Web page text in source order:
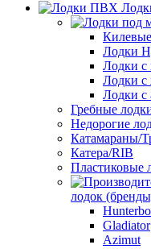
Лодки
Лодки с
Лодки с
Лодки
Гребные
Недорогие
Катамараны/
Катера/RIB
Пластиковые
лодок
Gladiator
Azimut